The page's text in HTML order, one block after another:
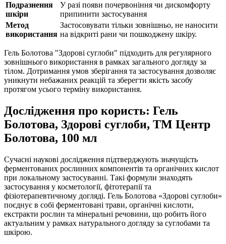
Подразнення
шкіри
У разі появи почервоніння чи дискомфорту
припинити застосування
Метод
використання
Застосовувати тільки зовнішньо, не наносити
на відкриті рани чи пошкоджену шкіру.
Гель Болотова "Здорові суглоби" підходить для регулярного
зовнішнього використання в рамках загального догляду за
тілом. Дотримання умов зберігання та застосування дозволяє
уникнути небажаних реакцій та зберегти якість засобу
протягом усього терміну використання.
Дослідження про користь: Гель
Болотова, Здорові суглоби, ТМ Центр
Болотова, 100 мл
Сучасні наукові дослідження підтверджують значущість
ферментованих рослинних компонентів та органічних кислот
при локальному застосуванні. Такі формули знаходять
застосування у косметології, фітотерапії та
фізіотерапевтичному догляді. Гель Болотова «Здорові суглоби»
поєднує в собі ферментовані трави, органічні кислоти,
екстракти рослин та мінеральні речовини, що робить його
актуальним у рамках натурального догляду за суглобами та
шкірою.